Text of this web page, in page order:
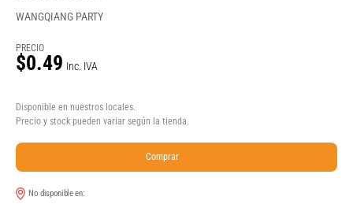
WANGQIANG PARTY
PRECIO
$0.49 Inc. IVA
Disponible en nuestros locales.
Precio y stock pueden variar según la tienda.
Comprar
No disponible en: